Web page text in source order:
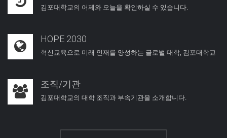
김포대학교의 어제와 오늘을 확인하실 수 있습니다.
HOPE 2030
혁신교육으로 미래 인재를 양성하는 글로벌 대학, 김포대학교
조직/기관
김포대학교의 대학 조직과 부속기관을 소개합니다.